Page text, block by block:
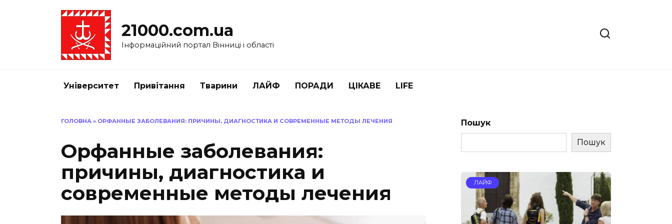
21000.com.ua
Інформаційний портал Вінниці і області
Університет Привітання Тварини ЛАЙФ ПОРАДИ ЦІКАВЕ LIFE
ГОЛОВНА » ОРФАННЫЕ ЗАБОЛЕВАНИЯ: ПРИЧИНЫ, ДИАГНОСТИКА И СОВРЕМЕННЫЕ МЕТОДЫ ЛЕЧЕНИЯ
Орфанные заболевания:
причины, диагностика и
современные методы лечения
Пошук
Пошук
ЛАЙФ